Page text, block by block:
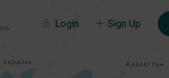
Login Sign Up